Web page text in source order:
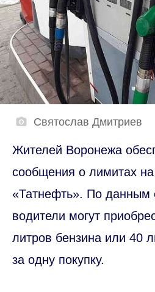
Святослав Дмитриев
Жителей Воронежа
сообщения о лимитах на
«Татнефть». По данным
водители могут
литров бензина или 40
за одну покупку.